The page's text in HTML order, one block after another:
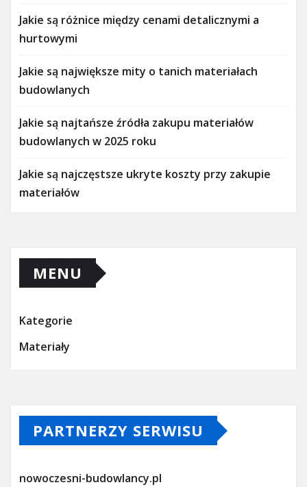
Jakie są różnice między cenami detalicznymi a
hurtowymi
Jakie są największe mity o tanich materiałach
budowlanych
Jakie są najtańsze źródła zakupu materiałów
budowlanych w 2025 roku
Jakie są najczęstsze ukryte koszty przy zakupie
materiałów
MENU
Kategorie
Materiały
PARTNERZY SERWISU
nowoczesni-budowlancy.pl